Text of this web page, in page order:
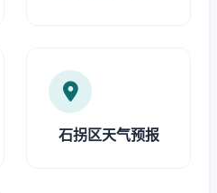
石拐区天气预报